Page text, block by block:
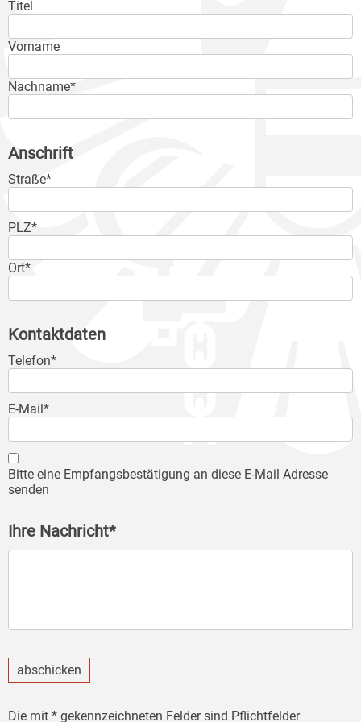
Titel
Vorname
Nachname*
Anschrift
Straße*
PLZ*
Ort*
Kontaktdaten
Telefon*
E-Mail*
Bitte eine Empfangsbestätigung an diese E-Mail Adresse
senden
Ihre Nachricht*
abschicken
Die mit * gekennzeichneten Felder sind Pflichtfelder